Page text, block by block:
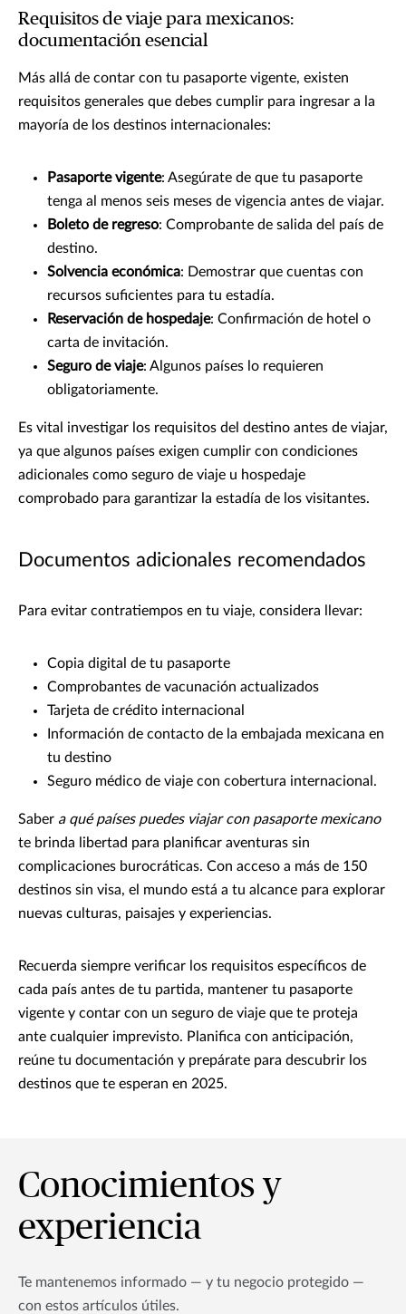
Requisitos de viaje para mexicanos:
documentación esencial
Más allá de contar con tu pasaporte vigente, existen
requisitos generales que debes cumplir para ingresar a la
mayoría de los destinos internacionales:
Pasaporte vigente: Asegúrate de que tu pasaporte
tenga al menos seis meses de vigencia antes de viajar.
Boleto de regreso: Comprobante de salida del país de
destino.
Solvencia económica: Demostrar que cuentas con
recursos suficientes para tu estadía.
Reservación de hospedaje: Confirmación de hotel o
carta de invitación.
Seguro de viaje: Algunos países lo requieren
obligatoriamente.
Es vital investigar los requisitos del destino antes de viajar,
ya que algunos países exigen cumplir con condiciones
adicionales como seguro de viaje u hospedaje
comprobado para garantizar la estadía de los visitantes.
Documentos adicionales recomendados
Para evitar contratiempos en tu viaje, considera llevar:
Copia digital de tu pasaporte
Comprobantes de vacunación actualizados
Tarjeta de crédito internacional
Información de contacto de la embajada mexicana en
tu destino
Seguro médico de viaje con cobertura internacional.
Saber a qué países puedes viajar con pasaporte mexicano
te brinda libertad para planificar aventuras sin
complicaciones burocráticas. Con acceso a más de 150
destinos sin visa, el mundo está a tu alcance para explorar
nuevas culturas, paisajes y experiencias.
Recuerda siempre verificar los requisitos específicos de
cada país antes de tu partida, mantener tu pasaporte
vigente y contar con un seguro de viaje que te proteja
ante cualquier imprevisto. Planifica con anticipación,
reúne tu documentación y prepárate para descubrir los
destinos que te esperan en 2025.
Conocimientos y
experiencia
Te mantenemos informado — y tu negocio protegido —
con estos artículos útiles.